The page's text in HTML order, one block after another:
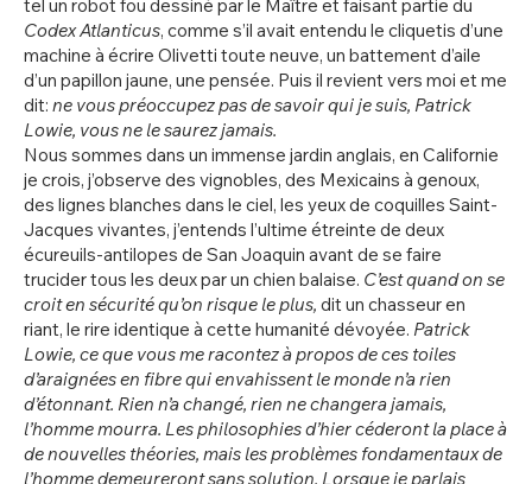
tel un robot fou dessiné par le Maître et faisant partie du
Codex Atlanticus, comme s’il avait entendu le cliquetis d’une
machine à écrire Olivetti toute neuve, un battement d’aile
d’un papillon jaune, une pensée. Puis il revient vers moi et me
dit: ne vous préoccupez pas de savoir qui je suis, Patrick
Lowie, vous ne le saurez jamais.
Nous sommes dans un immense jardin anglais, en Californie
je crois, j’observe des vignobles, des Mexicains à genoux,
des lignes blanches dans le ciel, les yeux de coquilles Saint-
Jacques vivantes, j’entends l’ultime étreinte de deux
écureuils-antilopes de San Joaquin avant de se faire
trucider tous les deux par un chien balaise. C’est quand on se
croit en sécurité qu’on risque le plus, dit un chasseur en
riant, le rire identique à cette humanité dévoyée. Patrick
Lowie, ce que vous me racontez à propos de ces toiles
d’araignées en fibre qui envahissent le monde n’a rien
d’étonnant. Rien n’a changé, rien ne changera jamais,
l’homme mourra. Les philosophies d’hier céderont la place à
de nouvelles théories, mais les problèmes fondamentaux de
l’homme demeureront sans solution. Lorsque je parlais